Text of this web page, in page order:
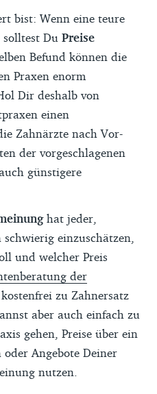
bist: Wenn eine teure
Du Preise
Befund können die
Praxen enorm
Dir deshalb von
einen
Zahnärzte nach Vor-
der vorgeschlagenen
günstigere
hat jeder,
einzuschätzen,
und welcher Preis
der
zu Zahnersatz
aber auch einfach zu
gehen, Preise über ein
Angebote Deiner
nutzen.